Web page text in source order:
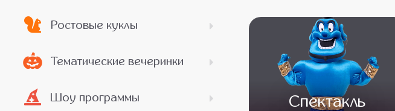
Ростовые куклы
Тематические вечеринки
Шоу программы
Спектакль